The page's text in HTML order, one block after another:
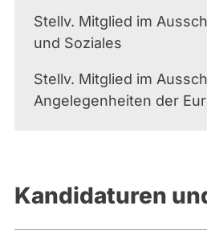
Stellv. Mitglied im
und Soziales
Stellv. Mitglied im
Angelegenheiten der
Kandidaturen